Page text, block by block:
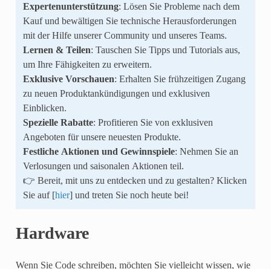
Expertenunterstützung: Lösen Sie Probleme nach dem
Kauf und bewältigen Sie technische Herausforderungen
mit der Hilfe unserer Community und unseres Teams.
Lernen & Teilen: Tauschen Sie Tipps und Tutorials aus,
um Ihre Fähigkeiten zu erweitern.
Exklusive Vorschauen: Erhalten Sie frühzeitigen Zugang
zu neuen Produktankündigungen und exklusiven
Einblicken.
Spezielle Rabatte: Profitieren Sie von exklusiven
Angeboten für unsere neuesten Produkte.
Festliche Aktionen und Gewinnspiele: Nehmen Sie an
Verlosungen und saisonalen Aktionen teil.
👉 Bereit, mit uns zu entdecken und zu gestalten? Klicken
Sie auf [hier] und treten Sie noch heute bei!
Hardware
Wenn Sie Code schreiben, möchten Sie vielleicht wissen, wie